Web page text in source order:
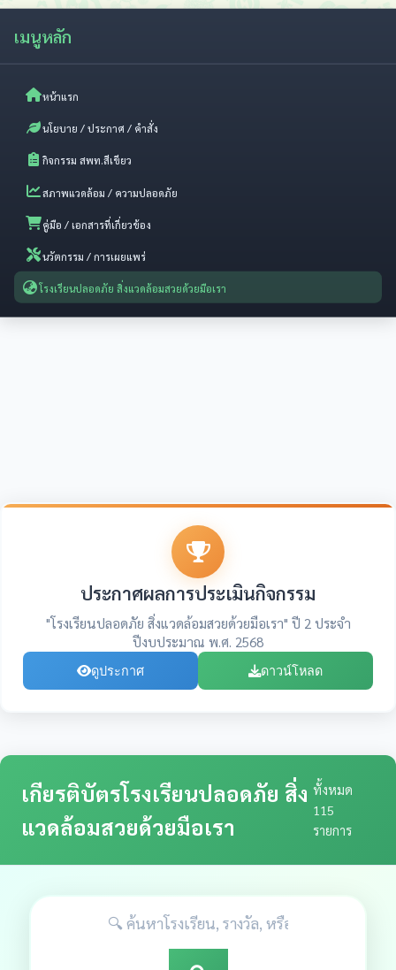
เมนูหลัก
หน้าแรก
นโยบาย / ประกาศ / คำสั่ง
กิจกรรม สพท.สีเขียว
สภาพแวดล้อม / ความปลอดภัย
คู่มือ / เอกสารที่เกี่ยวข้อง
นวัตกรรม / การเผยแพร่
โรงเรียนปลอดภัย สิ่งแวดล้อมสวยด้วยมือเรา
ประกาศผลการประเมินกิจกรรม
"โรงเรียนปลอดภัย สิ่งแวดล้อมสวยด้วยมือเรา" ปี 2 ประจำ
ปีงบประมาณ พ.ศ. 2568
ดูประกาศ ดาวน์โหลด
เกียรติบัตรโรงเรียนปลอดภัย สิ่ง
แวดล้อมสวยด้วยมือเรา
ทั้งหมด
115
รายการ